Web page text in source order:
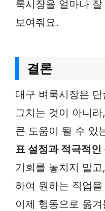
룩시장을 얼마나
보여줘요.
결론
대구 벼룩시장은
그치는 것이 아니
큰 도움이 될 수 있
표 설정과 적극적
기회를 놓치지 말
하여 원하는 직업
이제 행동으로 옮